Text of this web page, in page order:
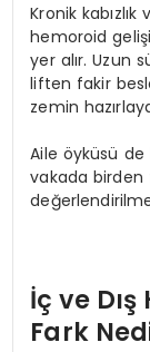
Kronik kabızlık
hemoroid
yer alır. Uzun
liften fakir
zemin
Aile öyküsü
vakada
İç ve
Fark